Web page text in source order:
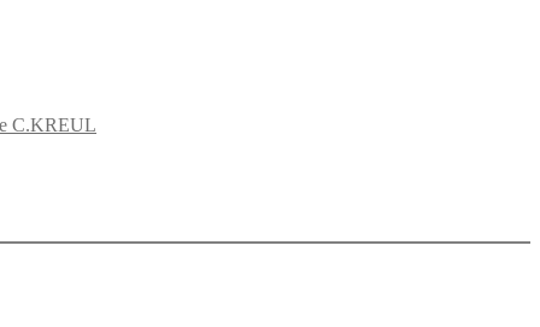
C.KREUL